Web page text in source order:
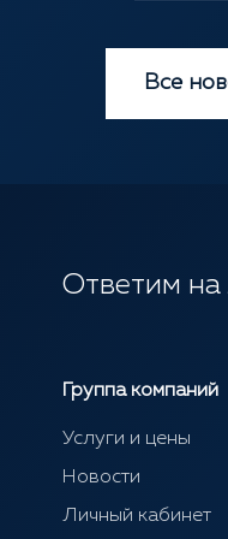
Все
Ответим
Группа компаний
Услуги и цены
Новости
Личный кабинет